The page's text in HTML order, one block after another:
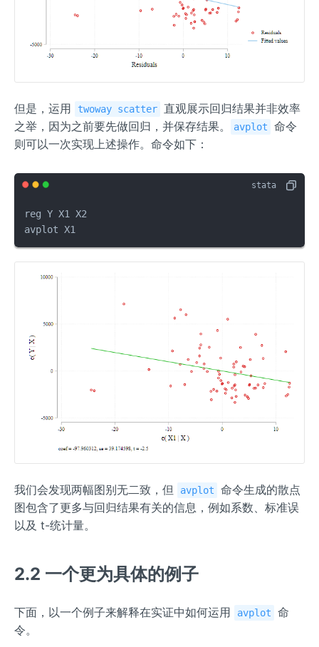
但是，运用 twoway scatter
直观展示回归结果并非效率
之举，因为之前要先做回归，并保存结果。
avplot
命令
则可以一次实现上述操作。命令如下：
reg Y X1 X2
avplot X1
我们会发现两幅图别无二致，但 avplot
命令生成的散点
图包含了更多与回归结果有关的信息，例如系数、标准误
以及 t-统计量。
2.2 一个更为具体的例子
下面，以一个例子来解释在实证中如何运用 avplot
命
令。